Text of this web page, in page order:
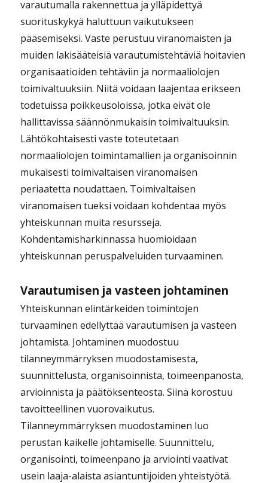
varautumalla rakennettua ja ylläpidettyä
suorituskykyä haluttuun vaikutukseen
pääsemiseksi. Vaste perustuu viranomaisten ja
muiden lakisääteisiä varautumistehtäviä hoitavien
organisaatioiden tehtäviin ja normaaliolojen
toimivaltuuksiin. Niitä voidaan laajentaa erikseen
todetuissa poikkeusoloissa, jotka eivät ole
hallittavissa säännönmukaisin toimivaltuuksin.
Lähtökohtaisesti vaste toteutetaan
normaaliolojen toimintamallien ja organisoinnin
mukaisesti toimivaltaisen viranomaisen
periaatetta noudattaen. Toimivaltaisen
viranomaisen tueksi voidaan kohdentaa myös
yhteiskunnan muita resursseja.
Kohdentamisharkinnassa huomioidaan
yhteiskunnan peruspalveluiden turvaaminen.
Varautumisen ja vasteen johtaminen
Yhteiskunnan elintärkeiden toimintojen
turvaaminen edellyttää varautumisen ja vasteen
johtamista. Johtaminen muodostuu
tilanneymmärryksen muodostamisesta,
suunnittelusta, organisoinnista, toimeenpanosta,
arvioinnista ja päätöksenteosta. Siinä korostuu
tavoitteellinen vuorovaikutus.
Tilanneymmärryksen muodostaminen luo
perustan kaikelle johtamiselle. Suunnittelu,
organisointi, toimeenpano ja arviointi vaativat
usein laaja-alaista asiantuntijoiden yhteistyötä.